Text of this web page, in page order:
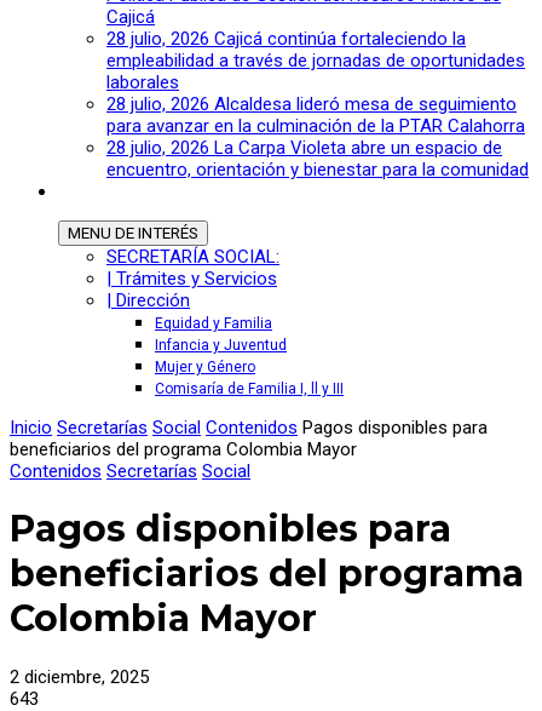
Cajicá
28 julio, 2026 Cajicá continúa fortaleciendo la
empleabilidad a través de jornadas de oportunidades
laborales
28 julio, 2026 Alcaldesa lideró mesa de seguimiento
para avanzar en la culminación de la PTAR Calahorra
28 julio, 2026 La Carpa Violeta abre un espacio de
encuentro, orientación y bienestar para la comunidad
MENU DE INTERÉS
SECRETARÍA SOCIAL:
| Trámites y Servicios
| Dirección
Equidad y Familia
Infancia y Juventud
Mujer y Género
Comisaría de Familia I, ll y III
Inicio Secretarías Social Contenidos Pagos disponibles para
beneficiarios del programa Colombia Mayor
Contenidos Secretarías Social
Pagos disponibles para
beneficiarios del programa
Colombia Mayor
2 diciembre, 2025
643